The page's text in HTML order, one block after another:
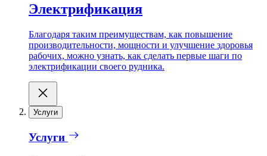
Электрификация
Благодаря таким преимуществам, как повышение
производительности, мощности и улучшение здоровья
рабочих, можно узнать, как сделать первые шаги по
электрификации своего рудника.
Услуги
Услуги